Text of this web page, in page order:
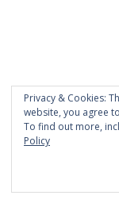
Privacy & Cookies:
website, you agree
To find out more,
Policy